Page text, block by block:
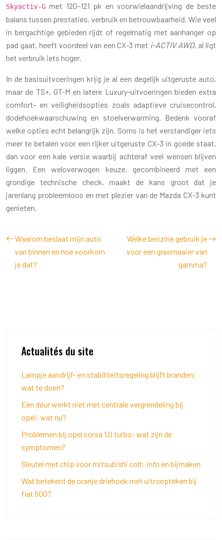
Skyactiv-G met 120–121 pk en voorwielaandrijving de beste
balans tussen prestaties, verbruik en betrouwbaarheid. Wie veel
in bergachtige gebieden rijdt of regelmatig met aanhanger op
pad gaat, heeft voordeel van een CX-3 met i-ACTIV AWD, al ligt
het verbruik iets hoger.
In de basisuitvoeringen krijg je al een degelijk uitgeruste auto,
maar de TS+, GT-M en latere Luxury-uitvoeringen bieden extra
comfort- en veiligheidsopties zoals adaptieve cruisecontrol,
dodehoekwaarschuwing en stoelverwarming. Bedenk vooraf
welke opties echt belangrijk zijn. Soms is het verstandiger iets
meer te betalen voor een rijker uitgeruste CX-3 in goede staat,
dan voor een kale versie waarbij achteraf veel wensen blijven
liggen. Een weloverwogen keuze, gecombineerd met een
grondige technische check, maakt de kans groot dat je
jarenlang probleemloos en met plezier van de Mazda CX-3 kunt
genieten.
Waarom beslaat mijn auto
van binnen en hoe voorkom
je dat?
Welke benzine gebruik je
voor een grasmaaier van
gamma?
Actualités du site
Lampje aandrijf- en stabiliteitsregeling blijft branden:
wat te doen?
Eén deur werkt niet met centrale vergrendeling bij
opel: wat nu?
Problemen bij opel corsa 1.0 turbo: wat zijn de
symptomen?
Sleutel met chip voor mitsubishi colt: info en bijmaken
Wat betekent de oranje driehoek met uitroepteken bij
fiat 500?